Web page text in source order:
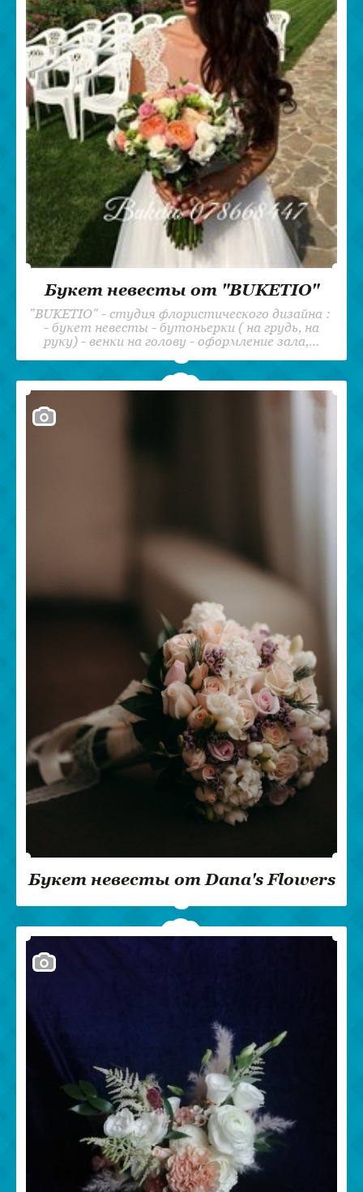
Букет невесты от "BUKETIO"
"BUKETIO" - студия флористического дизайна :
- букет невесты - бутоньерки ( на грудь, на
руку) - венки на голову - оформление зала,…
Букет невесты от Dana's Flowers